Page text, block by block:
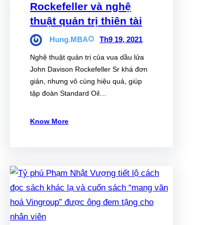
Rockefeller và nghệ
thuật quản trị thiên tài
Hung.MBA Th9 19, 2021
Nghệ thuật quản trị của vua dầu lửa
John Davison Rockefeller Sr khá đơn
giản, nhưng vô cùng hiệu quả, giúp
tập đoàn Standard Oil…
Know More